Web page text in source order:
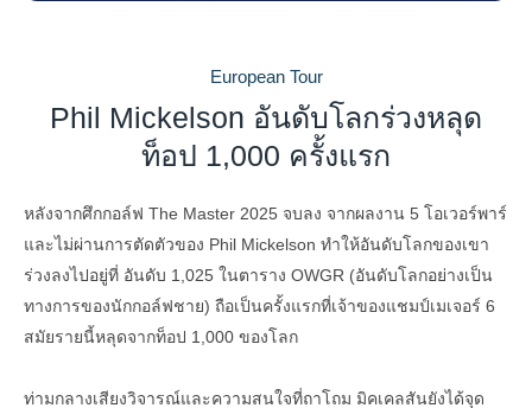
European Tour
Phil Mickelson อันดับโลกร่วงหลุด
ท็อป 1,000 ครั้งแรก
หลังจากศึกกอล์ฟ The Master 2025 จบลง จากผลงาน 5 โอเวอร์พาร์
และไม่ผ่านการตัดตัวของ Phil Mickelson ทำให้อันดับโลกของเขา
ร่วงลงไปอยู่ที่ อันดับ 1,025 ในตาราง OWGR (อันดับโลกอย่างเป็น
ทางการของนักกอล์ฟชาย) ถือเป็นครั้งแรกที่เจ้าของแชมป์เมเจอร์ 6
สมัยรายนี้หลุดจากท็อป 1,000 ของโลก
ท่ามกลางเสียงวิจารณ์และความสนใจที่ถาโถม มิคเคลสันยังได้จุด